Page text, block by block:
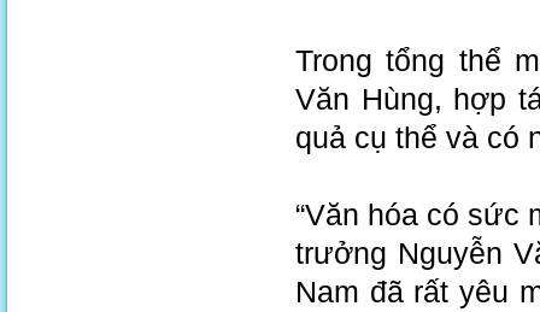
Trong tổng thể
Văn Hùng, hợp
quả cụ thể và có
“Văn hóa có sức
trưởng Nguyễn
Nam đã rất yêu